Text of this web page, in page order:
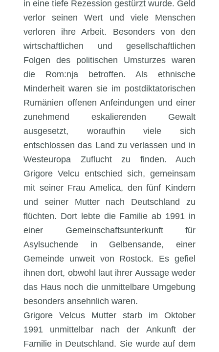
in eine tiefe Rezession gestürzt wurde. Geld
verlor seinen Wert und viele Menschen
verloren ihre Arbeit. Besonders von den
wirtschaftlichen und gesellschaftlichen
Folgen des politischen Umsturzes waren
die Rom:nja betroffen. Als ethnische
Minderheit waren sie im postdiktatorischen
Rumänien offenen Anfeindungen und einer
zunehmend eskalierenden Gewalt
ausgesetzt, woraufhin viele sich
entschlossen das Land zu verlassen und in
Westeuropa Zuflucht zu finden. Auch
Grigore Velcu entschied sich, gemeinsam
mit seiner Frau Amelica, den fünf Kindern
und seiner Mutter nach Deutschland zu
flüchten. Dort lebte die Familie ab 1991 in
einer Gemeinschaftsunterkunft für
Asylsuchende in Gelbensande, einer
Gemeinde unweit von Rostock. Es gefiel
ihnen dort, obwohl laut ihrer Aussage weder
das Haus noch die unmittelbare Umgebung
besonders ansehnlich waren.
Grigore Velcus Mutter starb im Oktober
1991 unmittelbar nach der Ankunft der
Familie in Deutschland. Sie wurde auf dem